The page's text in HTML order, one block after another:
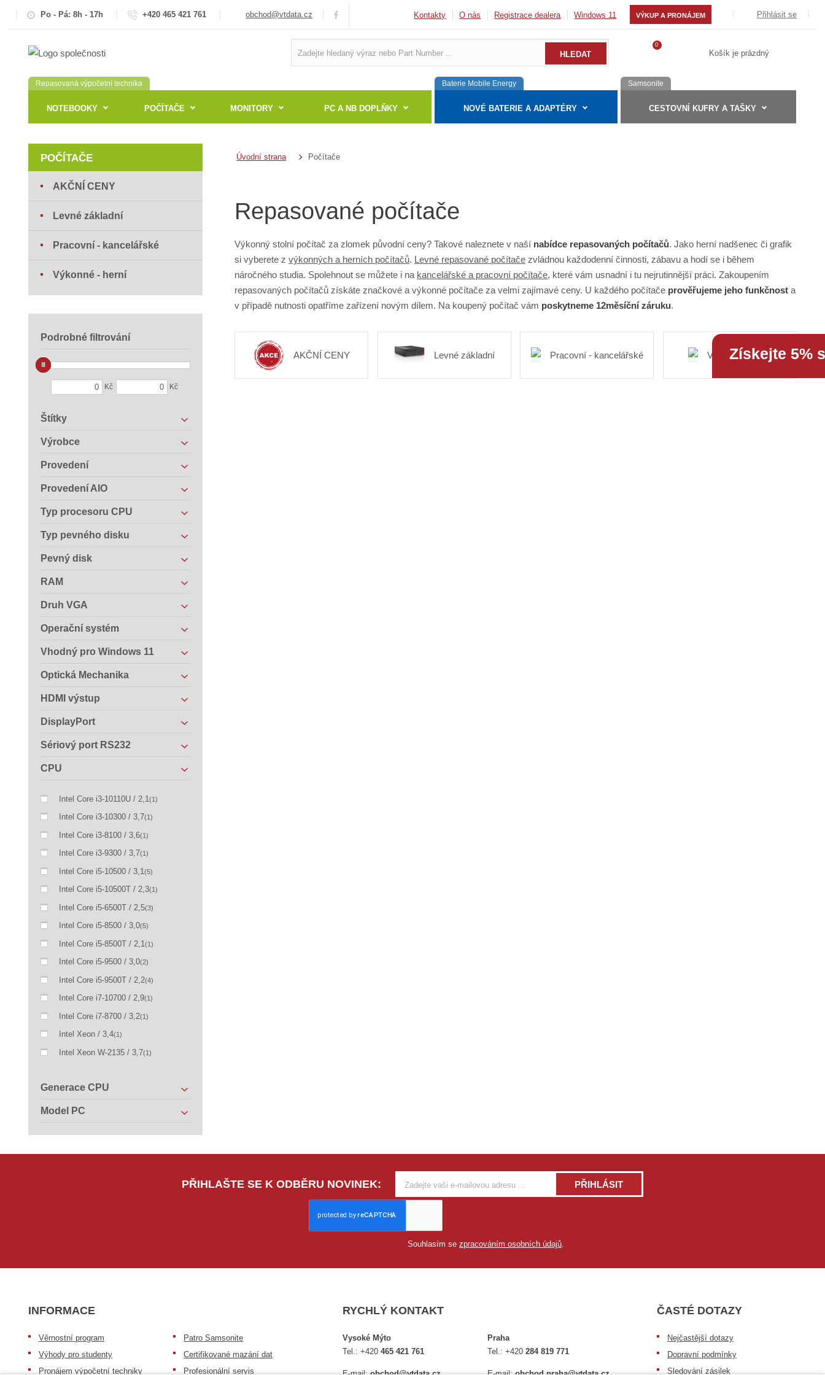
Po - Pá: 8h - 17h +420 465 421 761 obchod@vtdata.cz Kontakty O nás Registrace dealera Windows 11 VÝKUP A PRONÁJEM Přihlásit se
0
Košík je prázdný
Repasovaná výpočetní technika
NOTEBOOKY POČÍTAČE MONITORY PC A NB DOPLŇKY
Baterie Mobile Energy
NOVÉ BATERIE A ADAPTÉRY
Samsonite
CESTOVNÍ KUFRY A TAŠKY
Úvodní strana Počítače
Repasované počítače
Výkonný stolní počítač za zlomek původní ceny? Takové naleznete v naší nabídce repasovaných počítačů. Jako herní nadšenec či grafik
si vyberete z výkonných a herních počítačů. Levné repasované počítače zvládnou každodenní činnosti, zábavu a hodí se i během
náročného studia. Spolehnout se můžete i na kancelářské a pracovní počítače, které vám usnadní i tu nejrutinnější práci. Zakoupením
repasovaných počítačů získáte značkové a výkonné počítače za velmi zajímavé ceny. U každého počítače prověřujeme jeho funkčnost a
v případě nutnosti opatříme zařízení novým dílem. Na koupený počítač vám poskytneme 12měsíční záruku.
AKČNÍ CENY Levné základní Pracovní - kancelářské Výkonné - herní
POČÍTAČE
AKČNÍ CENY
Levné základní
Pracovní - kancelářské
Výkonné - herní
Podrobné filtrování
Kč Kč
Štítky
Výrobce
Provedení
Provedení AIO
Typ procesoru CPU
Typ pevného disku
Pevný disk
RAM
Druh VGA
Operační systém
Vhodný pro Windows 11
Optická Mechanika
HDMI výstup
DisplayPort
Sériový port RS232
CPU
Intel Core i3-10110U / 2,1(1)
Intel Core i3-10300 / 3,7(1)
Intel Core i3-8100 / 3,6(1)
Intel Core i3-9300 / 3,7(1)
Intel Core i5-10500 / 3,1(5)
Intel Core i5-10500T / 2,3(1)
Intel Core i5-6500T / 2,5(3)
Intel Core i5-8500 / 3,0(5)
Intel Core i5-8500T / 2,1(1)
Intel Core i5-9500 / 3,0(2)
Intel Core i5-9500T / 2,2(4)
Intel Core i7-10700 / 2,9(1)
Intel Core i7-8700 / 3,2(1)
Intel Xeon / 3,4(1)
Intel Xeon W-2135 / 3,7(1)
Generace CPU
Model PC
PŘIHLAŠTE SE K ODBĚRU NOVINEK: PŘIHLÁSIT
Souhlasím se zpracováním osobních údajů.
INFORMACE
Věrnostní program
Výhody pro studenty
Pronájem výpočetní techniky
Patro Samsonite
Certifikované mazání dat
Profesionální servis
Získejte 5%
RYCHLÝ KONTAKT
Vysoké Mýto
Tel.:+420465 421 761
Praha
Tel.:+420284 819 771
ČASTÉ DOTAZY
Nejčastější dotazy
Dopravní podmínky
Sledování zásilek